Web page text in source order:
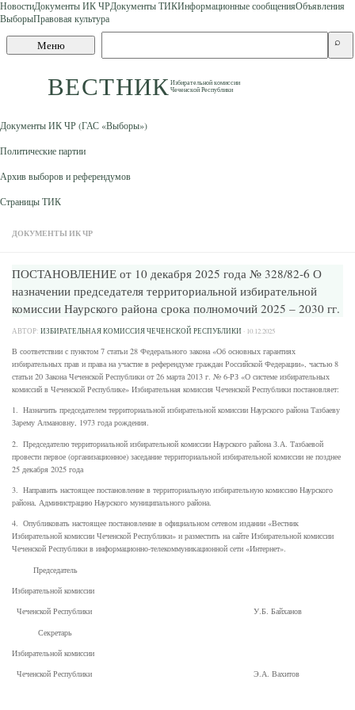
Skip to content
НовостиДокументы ИК ЧРДокументы ТИКИнформационные сообщенияОбъявления
ВыборыПравовая культура
Меню
ВЕСТНИКИзбирательной комиссии
Чеченской Республики
сайту
⌕
Документы ИК ЧР (ГАС «Выборы»)
Политические партии
Архив выборов и референдумов
Страницы ТИК
ДОКУМЕНТЫ ИК ЧР
ПОСТАНОВЛЕНИЕ от 10 декабря 2025 года № 328/82-6 О
назначении председателя территориальной избирательной
комиссии Наурского района срока полномочий 2025 – 2030 гг.
АВТОР: ИЗБИРАТЕЛЬНАЯ КОМИССИЯ ЧЕЧЕНСКОЙ РЕСПУБЛИКИ · 10.12.2025
В соответствии с пунктом 7 статьи 28 Федерального закона «Об основных гарантиях
избирательных прав и права на участие в референдуме граждан Российской Федерации», частью 8
статьи 20 Закона Чеченской Республики от 26 марта 2013 г. № 6-РЗ «О системе избирательных
комиссий в Чеченской Республике» Избирательная комиссия Чеченской Республики постановляет:
1. Назначить председателем территориальной избирательной комиссии Наурского района Тазбаеву
Зарему Алмановну, 1973 года рождения.
2. Председателю территориальной избирательной комиссии Наурского района З.А. Тазбаевой
провести первое (организационное) заседание территориальной избирательной комиссии не позднее
25 декабря 2025 года
3. Направить настоящее постановление в территориальную избирательную комиссию Наурского
района, Администрацию Наурского муниципального района.
4. Опубликовать настоящее постановление в официальном сетевом издании «Вестник
Избирательной комиссии Чеченской Республики» и разместить на сайте Избирательной комиссии
Чеченской Республики в информационно-телекоммуникационной сети «Интернет».
Председатель
Избирательной комиссии
Чеченской Республики У.Б. Байханов
Секретарь
Избирательной комиссии
Чеченской Республики Э.А. Вахитов